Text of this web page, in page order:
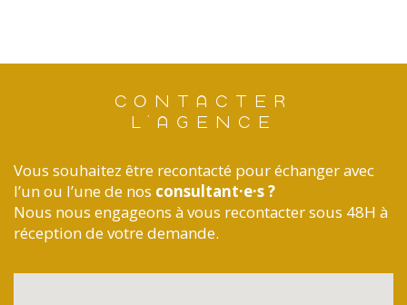
CONTACTER
L'AGENCE
Vous souhaitez être recontacté pour échanger avec
l’un ou l’une de nos consultant·e·s ?
Nous nous engageons à vous recontacter sous 48H à
réception de votre demande.